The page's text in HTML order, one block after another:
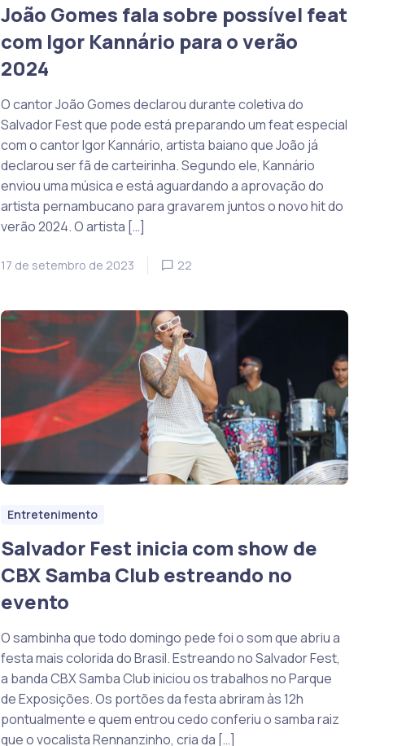
João Gomes fala sobre possível feat
com Igor Kannário para o verão
2024
O cantor João Gomes declarou durante coletiva do
Salvador Fest que pode está preparando um feat especial
com o cantor Igor Kannário, artista baiano que João já
declarou ser fã de carteirinha. Segundo ele, Kannário
enviou uma música e está aguardando a aprovação do
artista pernambucano para gravarem juntos o novo hit do
verão 2024. O artista […]
17 de setembro de 2023 22
Entretenimento
Salvador Fest inicia com show de
CBX Samba Club estreando no
evento
O sambinha que todo domingo pede foi o som que abriu a
festa mais colorida do Brasil. Estreando no Salvador Fest,
a banda CBX Samba Club iniciou os trabalhos no Parque
de Exposições. Os portões da festa abriram às 12h
pontualmente e quem entrou cedo conferiu o samba raiz
que o vocalista Rennanzinho, cria da […]